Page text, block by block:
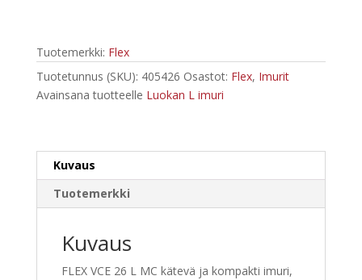
/kuivaimuri
1250
W
Tuotemerkki: Flex
Tuotetunnus (SKU): 405426 Osastot: Flex, Imurit
Avainsana tuotteelle Luokan L imuri
Kuvaus
Tuotemerkki
Kuvaus
FLEX VCE 26 L MC kätevä ja kompakti imuri,